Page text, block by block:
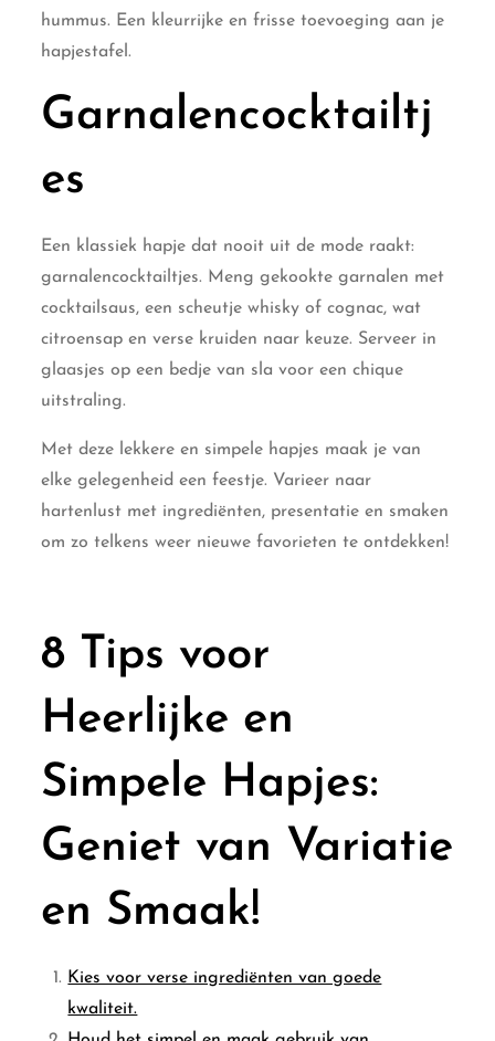
hummus. Een kleurrijke en frisse toevoeging aan je
hapjestafel.
Garnalencocktailtj
es
Een klassiek hapje dat nooit uit de mode raakt:
garnalencocktailtjes. Meng gekookte garnalen met
cocktailsaus, een scheutje whisky of cognac, wat
citroensap en verse kruiden naar keuze. Serveer in
glaasjes op een bedje van sla voor een chique
uitstraling.
Met deze lekkere en simpele hapjes maak je van
elke gelegenheid een feestje. Varieer naar
hartenlust met ingrediënten, presentatie en smaken
om zo telkens weer nieuwe favorieten te ontdekken!
8 Tips voor
Heerlijke en
Simpele Hapjes:
Geniet van Variatie
en Smaak!
Kies voor verse ingrediënten van goede
kwaliteit.